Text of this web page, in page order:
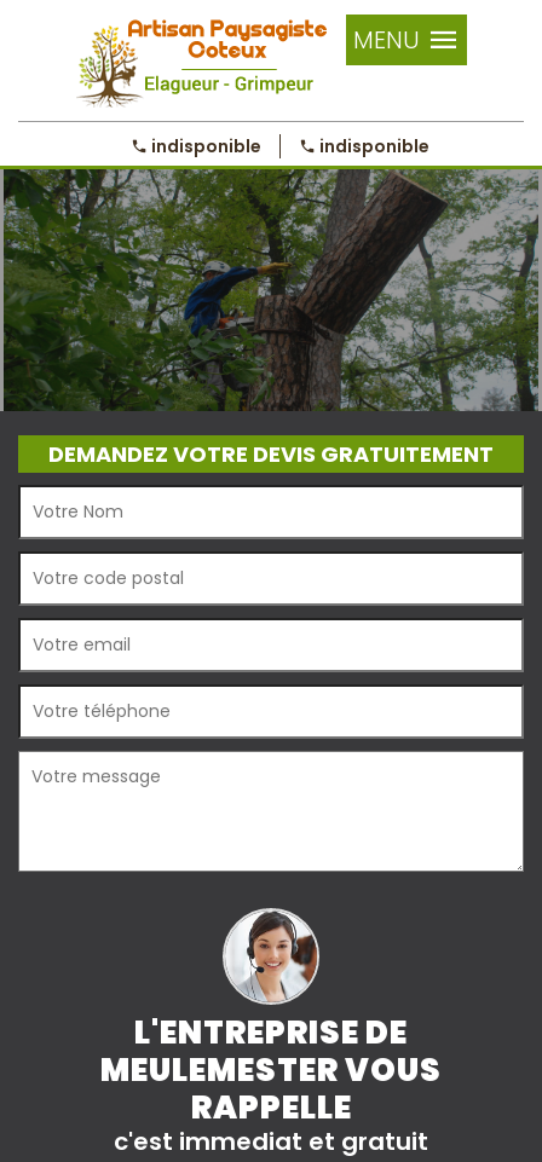
MENU
indisponible indisponible
DEMANDEZ VOTRE DEVIS GRATUITEMENT
L'ENTREPRISE DE
MEULEMESTER VOUS
RAPPELLE
c'est immediat et gratuit